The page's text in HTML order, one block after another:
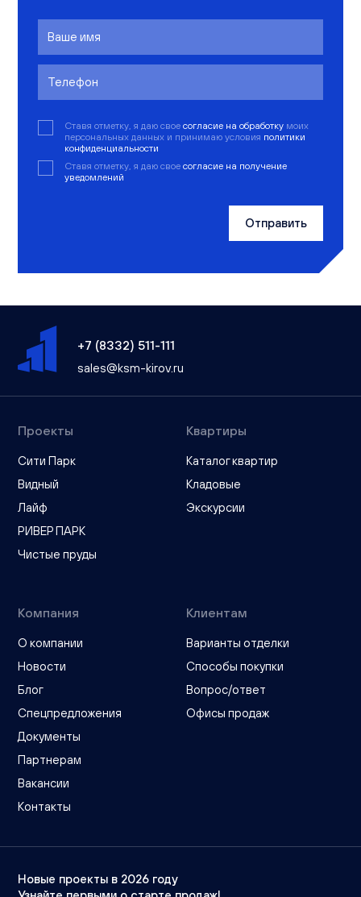
Ставя отметку, я даю свое согласие на обработку моих
персональных данных и принимаю условия политики
конфиденциальности
Ставя отметку, я даю свое согласие на получение
уведомлений
Отправить
+7 (8332) 511-111
sales@ksm-kirov.ru
Проекты
Сити Парк
Видный
Лайф
РИВЕР ПАРК
Чистые пруды
Квартиры
Каталог квартир
Кладовые
Экскурсии
Компания
О компании
Новости
Блог
Спецпредложения
Документы
Партнерам
Вакансии
Контакты
Клиентам
Варианты отделки
Способы покупки
Вопрос/ответ
Офисы продаж
Новые проекты в 2026 году